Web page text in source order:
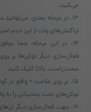
می‌کنید.
۱۳. در مرحله بعدی،
تراکنش‌های ولت از این آیتم
۱۴. در این مرحله، شما
سمت راست، بالا) کلیک کنید.
۱۵. بر روی علامت + واقع در
توکن‌های تحت پشتیبانی را به